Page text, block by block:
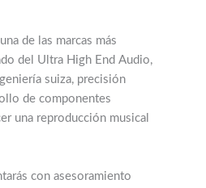
de las marcas más
del Ultra High End Audio,
suiza, precisión
de componentes
una reproducción musical
con asesoramiento